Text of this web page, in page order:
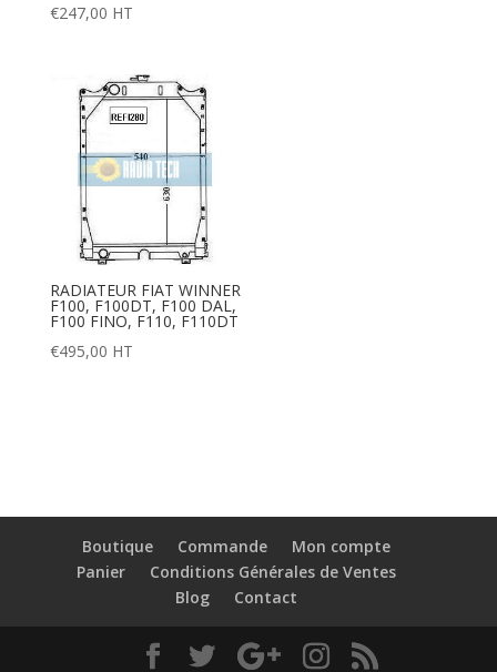
€247,00 HT
RADIATEUR FIAT WINNER
F100, F100DT, F100 DAL,
F100 FINO, F110, F110DT
€495,00 HT
Boutique Commande
Mon compte
Panier
Conditions Générales de Ventes
Blog
Contact